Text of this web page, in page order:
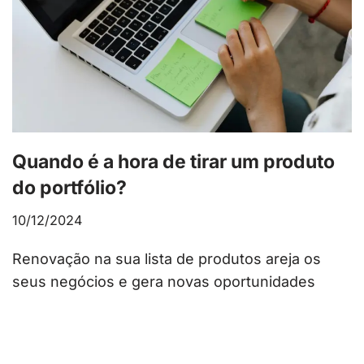
Quando é a hora de tirar um produto
do portfólio?
10/12/2024
Renovação na sua lista de produtos areja os
seus negócios e gera novas oportunidades